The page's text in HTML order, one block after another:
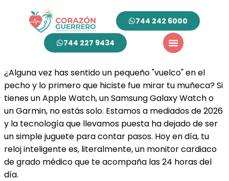
744 242 6000
744 227 9434
¿Alguna vez has sentido un pequeño "vuelco" en el
pecho y lo primero que hiciste fue mirar tu muñeca? Si
tienes un Apple Watch, un Samsung Galaxy Watch o
un Garmin, no estás solo. Estamos a mediados de 2026
y la tecnología que llevamos puesta ha dejado de ser
un simple juguete para contar pasos. Hoy en día, tu
reloj inteligente es, literalmente, un monitor cardiaco
de grado médico que te acompaña las 24 horas del
día.